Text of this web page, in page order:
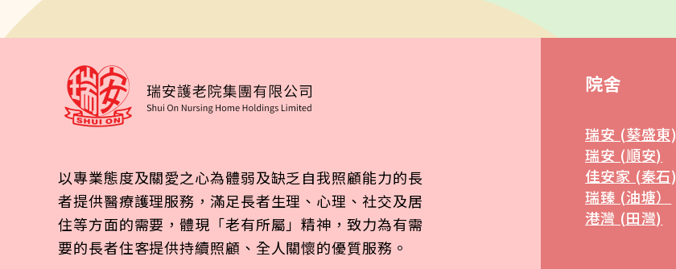
以專業態度及關愛之心為體弱及缺乏自我照顧能力的長
者提供醫療護理服務，滿足長者生理、心理、社交及居
住等方面的需要，體現「老有所屬」精神，致力為有需
要的長者住客提供持續照顧、全人關懷的優質服務。
院舍
瑞安 (葵盛東)
瑞安 (順安)
佳安家 (秦石)
瑞臻 (油塘）
港灣 (田灣)